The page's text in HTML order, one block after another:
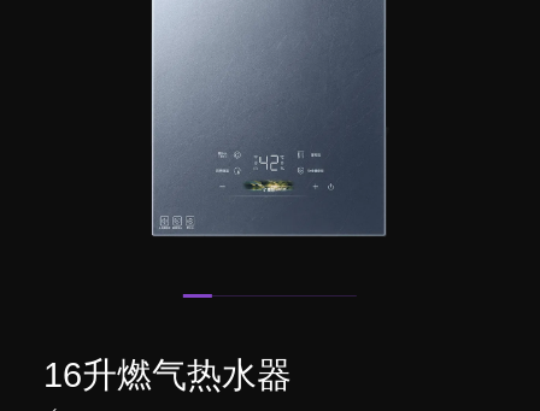
16升燃气热水器